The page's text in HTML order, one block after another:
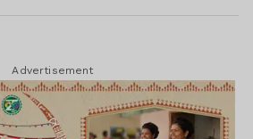
Advertisement